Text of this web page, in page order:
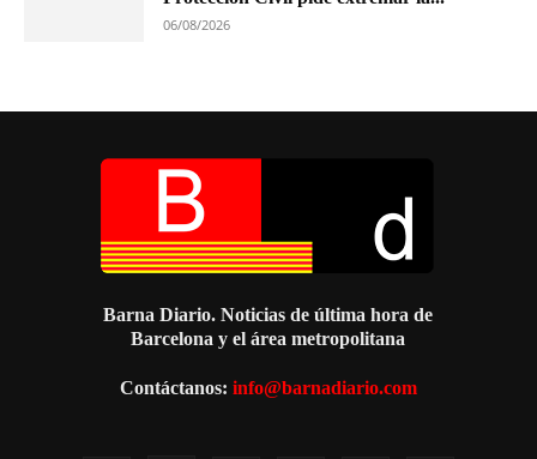
06/08/2026
Barna Diario. Noticias de última hora de
Barcelona y el área metropolitana
Contáctanos: info@barnadiario.com